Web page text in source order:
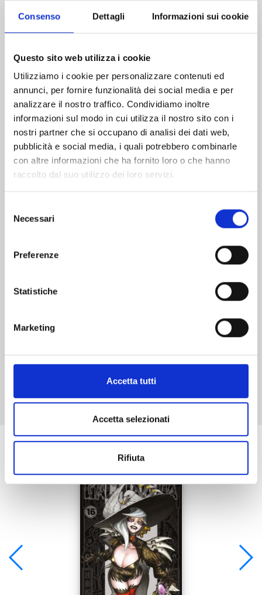
Consenso Dettagli Informazioni sui cookie
Questo sito web utilizza i cookie
Utilizziamo i cookie per personalizzare contenuti ed
annunci, per fornire funzionalità dei social media e per
analizzare il nostro traffico. Condividiamo inoltre
informazioni sul modo in cui utilizza il nostro sito con i
nostri partner che si occupano di analisi dei dati web,
pubblicità e social media, i quali potrebbero combinarle
con altre informazioni che ha fornito loro o che hanno
raccolto dal suo utilizzo dei loro servizi.
delNecessari
Preferenze
Statistiche
Marketing
Accetta tutti
Accetta selezionati
Rifiuta
Altri volumi della serie
Mostra tutto
Se ti è piaciuto prova anche: